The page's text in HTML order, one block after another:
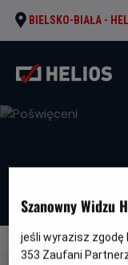
BIELSKO-BIAŁA -
Szanowny Widzu
jeśli wyrazisz zgodę
353 Zaufani